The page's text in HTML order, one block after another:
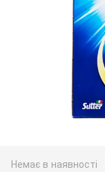
Немає в наявності